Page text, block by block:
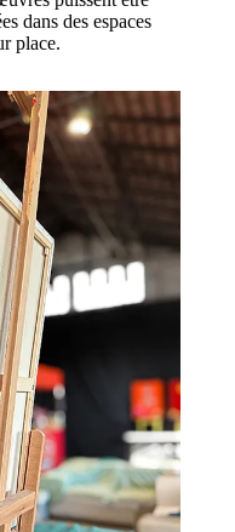
dans des espaces
place.